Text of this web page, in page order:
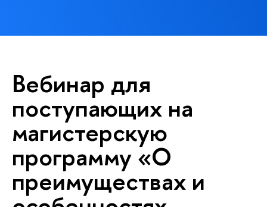
Вебинар для
поступающих на
магистерскую
программу «О
преимуществах и